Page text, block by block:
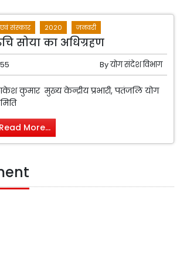
संस्कार 2020 जनवरी
सोया का अधिग्रहण
Byयोग संदेश विभाग
कुमार मुख्य केन्द्रीय प्रभारी, पतंजलि योग
Read More...